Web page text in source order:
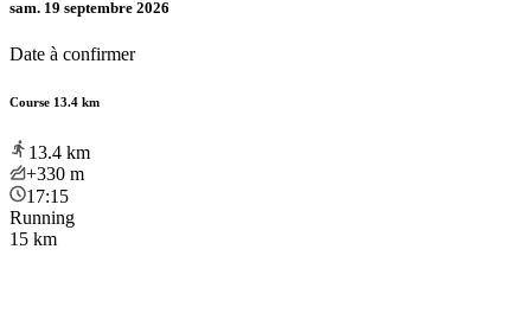
sam. 19 septembre 2026
Date à confirmer
Course 13.4 km
13.4 km
+330 m
17:15
Running
15 km